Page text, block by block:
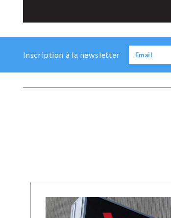
Inscription à la newsletter